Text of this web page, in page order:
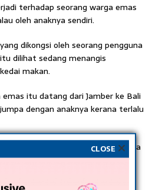
terhadap seorang warga emas
oleh anaknya sendiri.
dikongsi oleh seorang pengguna
dilihat sedang menangis
makan.
itu datang dari Jamber ke Bali
dengan anaknya kerana terlalu
tempat itu agak jauh, namun dia
sudah agak lama tidak bertemu
CLOSE